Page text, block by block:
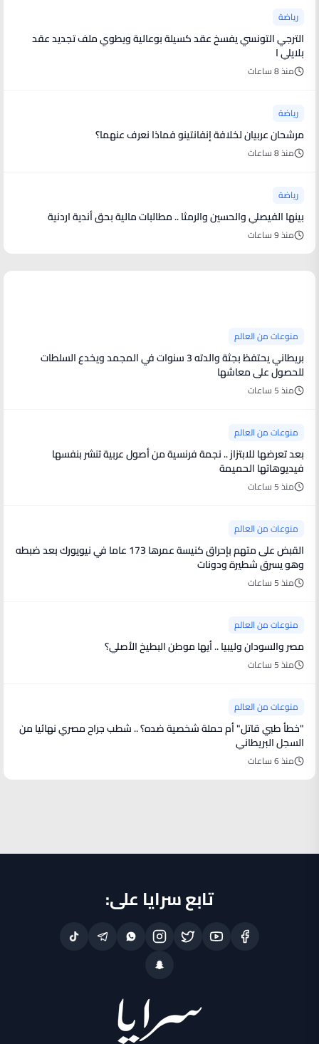
رياضة
الترجي التونسي يفسخ عقد كسيلة بوعالية ويطوي ملف تجديد عقد
بلايلي ا
منذ 8 ساعات
رياضة
مرشحان عربيان لخلافة إنفانتينو فماذا نعرف عنهما؟
منذ 8 ساعات
رياضة
بينها الفيصلي والحسين والرمثا .. مطالبات مالية بحق أندية اردنية
منذ 9 ساعات
منوعات من العالم
بريطاني يحتفظ بجثة والدته 3 سنوات في المجمد ويخدع السلطات
للحصول على معاشها
منذ 5 ساعات
منوعات من العالم
بعد تعرضها للابتزاز .. نجمة فرنسية من أصول عربية تنشر بنفسها
فيديوهاتها الحميمة
منذ 5 ساعات
منوعات من العالم
القبض على متهم بإحراق كنيسة عمرها 173 عاما في نيويورك بعد ضبطه
وهو يسرق شطيرة ودونات
منذ 5 ساعات
منوعات من العالم
مصر والسودان وليبيا .. أيها موطن البطيخ الأصلي؟
منذ 5 ساعات
منوعات من العالم
"خطأ طبي قاتل" أم حملة شخصية ضده؟ .. شطب جراح مصري نهائيا من
السجل البريطاني
منذ 6 ساعات
تابع سرايا على: